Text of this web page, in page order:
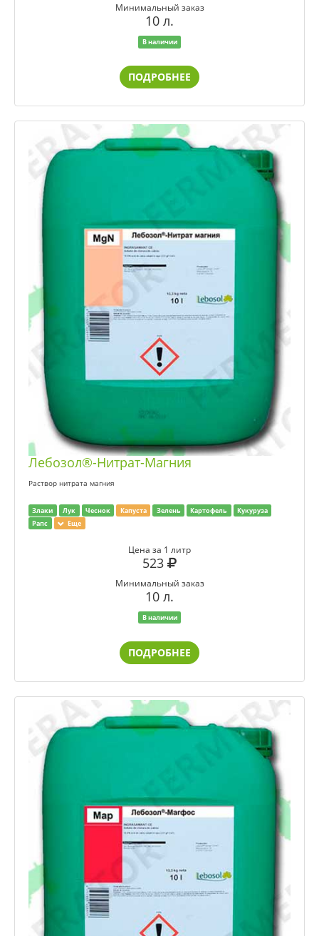
Минимальный заказ
10 л.
В наличии
ПОДРОБНЕЕ
Лебозол®-Нитрат-Магния
Раствор нитрата магния
Злаки Лук Чеснок Капуста Зелень Картофель
Кукуруза
Рапс
Еще
Цена за 1 литр
523
Минимальный заказ
10 л.
В наличии
ПОДРОБНЕЕ